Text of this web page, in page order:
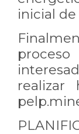
inicial